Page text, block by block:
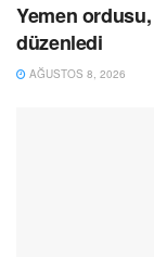
Yemen
düzenledi
AĞUSTOS 8, 2026